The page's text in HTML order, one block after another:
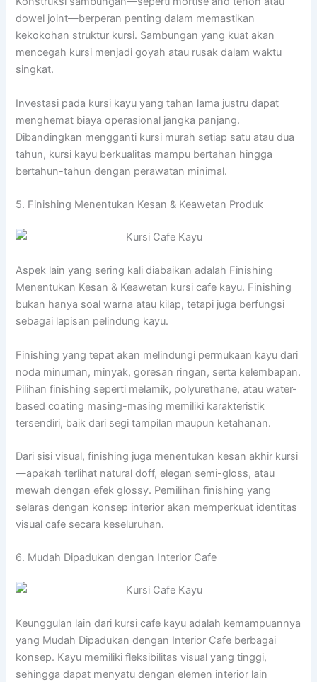
dowel joint—berperan penting dalam memastikan
kekokohan struktur kursi. Sambungan yang kuat akan
mencegah kursi menjadi goyah atau rusak dalam waktu
singkat.
Investasi pada kursi kayu yang tahan lama justru dapat
menghemat biaya operasional jangka panjang.
Dibandingkan mengganti kursi murah setiap satu atau dua
tahun, kursi kayu berkualitas mampu bertahan hingga
bertahun-tahun dengan perawatan minimal.
5. Finishing Menentukan Kesan & Keawetan Produk
Aspek lain yang sering kali diabaikan adalah Finishing
Menentukan Kesan & Keawetan kursi cafe kayu. Finishing
bukan hanya soal warna atau kilap, tetapi juga berfungsi
sebagai lapisan pelindung kayu.
Finishing yang tepat akan melindungi permukaan kayu dari
noda minuman, minyak, goresan ringan, serta kelembapan.
Pilihan finishing seperti melamik, polyurethane, atau water-
based coating masing-masing memiliki karakteristik
tersendiri, baik dari segi tampilan maupun ketahanan.
Dari sisi visual, finishing juga menentukan kesan akhir kursi
—apakah terlihat natural doff, elegan semi-gloss, atau
mewah dengan efek glossy. Pemilihan finishing yang
selaras dengan konsep interior akan memperkuat identitas
visual cafe secara keseluruhan.
6. Mudah Dipadukan dengan Interior Cafe
Keunggulan lain dari kursi cafe kayu adalah kemampuannya
yang Mudah Dipadukan dengan Interior Cafe berbagai
konsep. Kayu memiliki fleksibilitas visual yang tinggi,
sehingga dapat menyatu dengan elemen interior lain